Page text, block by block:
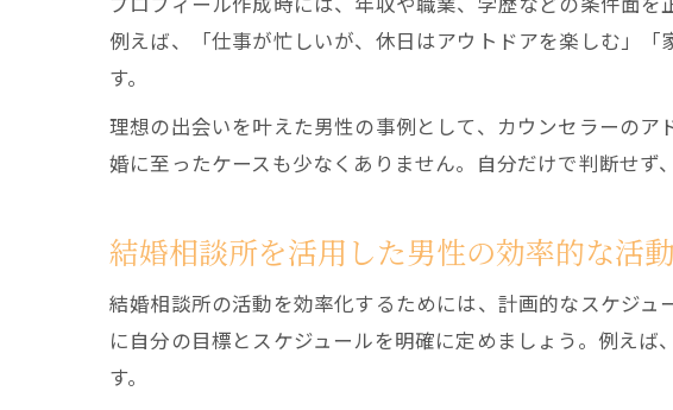
男性が結
結婚相談
成婚率ア
結婚相談
男性が成
例えば、「仕事が忙しいが、休日はアウトドアを楽しむ」
す。
理想の出会いを叶えた男性の事例として、カウンセラーの
婚に至ったケースも少なくありません。自分だけで判断せず
結婚相談所を活用した男性の効率的な活
結婚相談所の活動を効率化するためには、計画的なスケジ
に自分の目標とスケジュールを明確に定めましょう。例え
す。